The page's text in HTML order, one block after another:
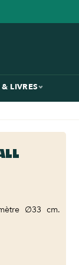
& LIVRES
∅33 cm.